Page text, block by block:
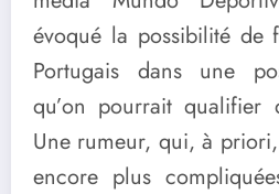
évoqué la possibilité de
Portugais dans une
qu’on pourrait qualifier
Une rumeur, qui, à
encore plus